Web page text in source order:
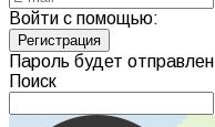
Войти с помощью:
Пароль будет
Поиск